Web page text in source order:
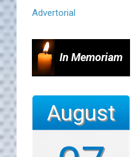
Advertorial
In Memoriam
August